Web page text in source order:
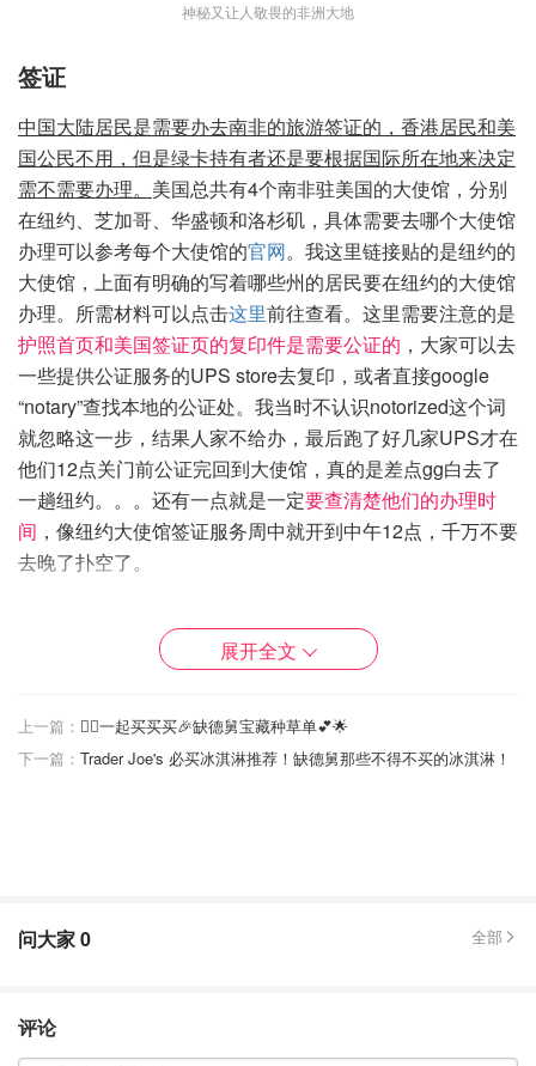
神秘又让人敬畏的非洲大地
签证
中国大陆居民是需要办去南非的旅游签证的，香港居民和美
国公民不用，但是绿卡持有者还是要根据国际所在地来决定
需不需要办理。 美国总共有4个南非驻美国的大使馆，分别
在纽约、芝加哥、华盛顿和洛杉矶，具体需要去哪个大使馆
办理可以参考每个大使馆的官网。我这里链接贴的是纽约的
大使馆，上面有明确的写着哪些州的居民要在纽约的大使馆
办理。所需材料可以点击这里前往查看。这里需要注意的是
护照首页和美国签证页的复印件是需要公证的 ，大家可以去
一些提供公证服务的UPS store去复印，或者直接google
“notary”查找本地的公证处。我当时不认识notorized这个词
就忽略这一步，结果人家不给办，最后跑了好几家UPS才在
他们12点关门前公证完回到大使馆，真的是差点gg白去了
一趟纽约。。。还有一点就是一定要查清楚他们的办理时
间 ，像纽约大使馆签证服务周中就开到中午12点，千万不要
去晚了扑空了。
第一天就花在去南非的路上了2333我坐的是Delta的从
Atlanta到Johannesburg的航班DL 200。直飞航班的飞行时
和头等舱都好到哪里去了（笑了）。
展开全文
上一篇： 🧚‍♀️一起买买买🎉缺德舅宝藏种草单💕🌟
下一篇： Trader Joe's 必买冰淇淋推荐！缺德舅那些不得不买的冰淇淋！
问大家0 全部
评论